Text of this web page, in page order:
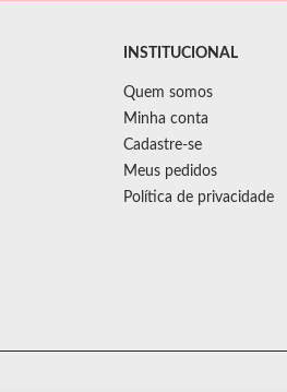
INSTITUCIONAL
Quem somos
Minha conta
Cadastre-se
Meus pedidos
Política de privacidade